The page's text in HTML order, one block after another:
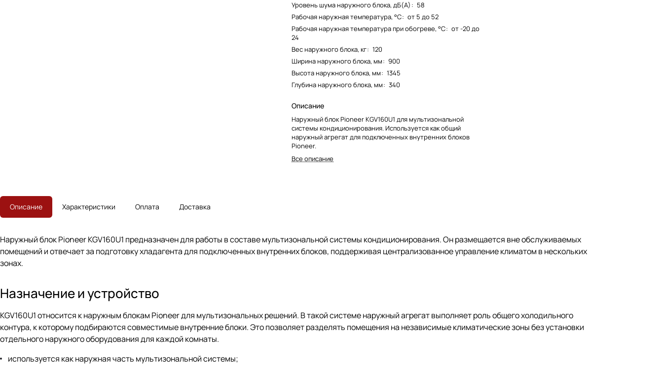
Уровень шума наружного блока, дБ(А) : 58
Рабочая наружная температура, °C: от 5 до 52
Рабочая наружная температура при обогреве, °C: от -20 до
24
Вес наружного блока, кг: 120
Ширина наружного блока, мм: 900
Высота наружного блока, мм: 1345
Глубина наружного блока, мм: 340
Описание
Наружный блок Pioneer KGV160U1 для мультизональной
системы кондиционирования. Используется как общий
наружный агрегат для подключенных внутренних блоков
Pioneer.
Все описание
Описание Характеристики Оплата Доставка
Наружный блок Pioneer KGV160U1 предназначен для работы в составе мультизональной системы кондиционирования. Он размещается вне обслуживаемых
помещений и отвечает за подготовку хладагента для подключенных внутренних блоков, поддерживая централизованное управление климатом в нескольких
зонах.
Назначение и устройство
KGV160U1 относится к наружным блокам Pioneer для мультизональных решений. В такой системе наружный агрегат выполняет роль общего холодильного
контура, к которому подбираются совместимые внутренние блоки. Это позволяет разделять помещения на независимые климатические зоны без установки
отдельного наружного оборудования для каждой комнаты.
используется как наружная часть мультизональной системы;